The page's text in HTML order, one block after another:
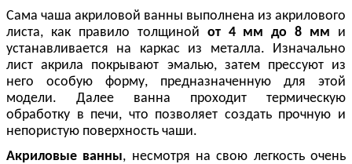
Сама чаша акриловой ванны выполнена из акрилового
листа, как правило толщиной от 4 мм до 8 мм и
устанавливается на каркас из металла. Изначально
лист акрила покрывают эмалью, затем прессуют из
него особую форму, предназначенную для этой
модели. Далее ванна проходит термическую
обработку в печи, что позволяет создать прочную и
непористую поверхность чаши.
Акриловые ванны, несмотря на свою легкость очень